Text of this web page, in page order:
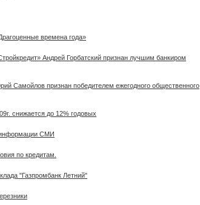
времена года»
Андрей Горбатский признан лучшим банкиром
Самойлов признан победителем ежегодного общественного
снижается до 12% годовых
СМИ
по кредитам.
"Газпромбанк Летний"